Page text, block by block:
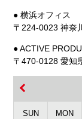
● 横浜オフィス
〒224-0023 神奈
● ACTIVE
〒470-0128 愛知
SUN MON